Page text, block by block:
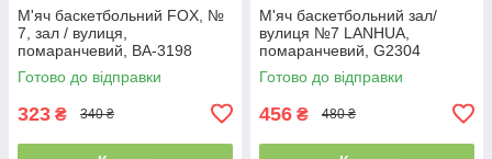
М'яч баскетбольний FOX, №
7, зал / вулиця,
помаранчевий, BA-3198
Готово до відправки
323 ₴ 340 ₴
М'яч баскетбольний зал/
вулиця №7 LANHUA,
помаранчевий, G2304
Готово до відправки
456 ₴ 480 ₴